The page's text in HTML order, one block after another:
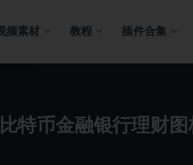
频素材 教程 插件合集
特币金融银行理财